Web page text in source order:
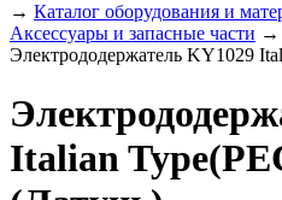
→ Каталог оборудования и
Аксессуары и запасные части →
Электрододержатель KY1029
Italian